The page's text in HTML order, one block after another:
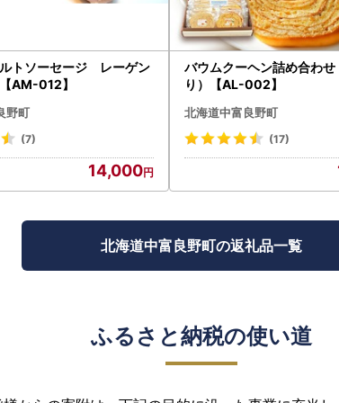
トソーセージ レーゲン
AM-012】
野町
(7)
14,000
バウムクーヘン詰め合わ
り）【AL-002】
北海道中富良野町
(17)
北海道中富良野町の返礼品一覧
ふるさと納税の使い道